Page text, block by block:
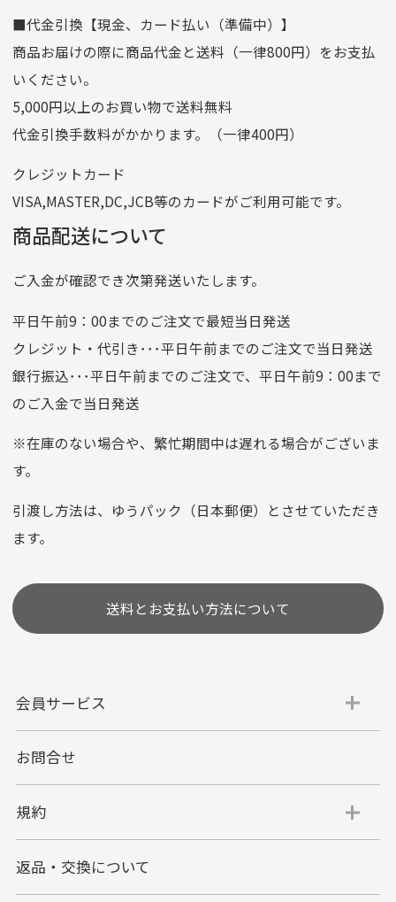
口座名義
株式会社一条
ゆうちょ銀行
ゆうちょ間
記号
14710
他銀行から
店名
四七八（読みヨンナナハチ）
店番
478
預金種目
普通預金
口座番号
0776226
口座名義
株式会社一条
クレジットカード
選びいただけない場合がございます。
代金引換
代引手数料一律400円
す。
代金引換でのお支払い方法は現金のみとなりま
■代金引換【現金、カード払い（準備中）】
商品お届けの際に商品代金と送料（一律800円）をお支払
いください。
5,000円以上のお買い物で送料無料
代金引換手数料がかかります。（一律400円）
クレジットカード
VISA,MASTER,DC,JCB等のカードがご利用可能です。
商品配送について
ご入金が確認でき次第発送いたします。
平日午前9：00までのご注文で最短当日発送
クレジット・代引き･･･平日午前までのご注文で当日発送
銀行振込･･･平日午前までのご注文で、平日午前9：00まで
のご入金で当日発送
※在庫のない場合や、繁忙期間中は遅れる場合がございま
す。
引渡し方法は、ゆうパック（日本郵便）とさせていただき
ます。
送料とお支払い方法について
会員サービス
お問合せ
規約
返品・交換について